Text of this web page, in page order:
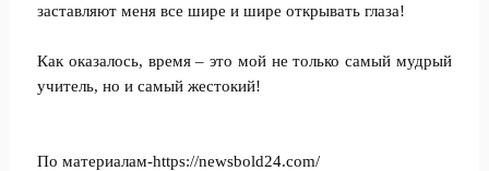
заставляют меня все шире и шире открывать глаза!
Как оказалось, время – это мой не только самый мудрый
учитель, но и самый жестокий!
По материалам-https://newsbold24.com/